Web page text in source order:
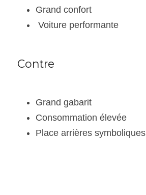
Grand confort
Voiture performante
Contre
Grand gabarit
Consommation élevée
Place arrières symboliques